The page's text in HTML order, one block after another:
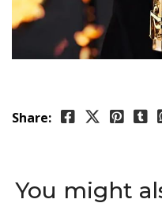
Share:
You might